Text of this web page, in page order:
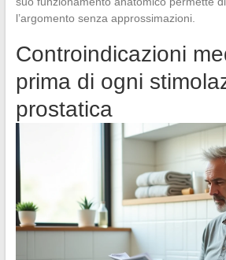
l’argomento senza approssimazioni.
Controindicazioni
prima di ogni
prostatica